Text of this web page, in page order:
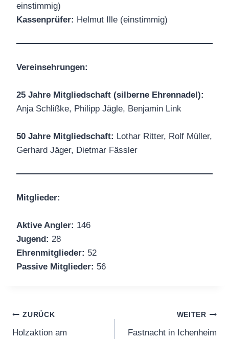
einstimmig)
Kassenprüfer: Helmut Ille (einstimmig)
Vereinsehrungen:
25 Jahre Mitgliedschaft (silberne Ehrennadel):
Anja Schlißke, Philipp Jägle, Benjamin Link
50 Jahre Mitgliedschaft: Lothar Ritter, Rolf Müller,
Gerhard Jäger, Dietmar Fässler
Mitglieder:
Aktive Angler: 146
Jugend: 28
Ehrenmitglieder: 52
Passive Mitglieder: 56
Beitragsnavigation
ZURÜCK
Holzaktion am
WEITER
Fastnacht in Ichenheim